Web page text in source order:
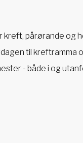
kreft, pårørande og
til kreftramma
- både i og